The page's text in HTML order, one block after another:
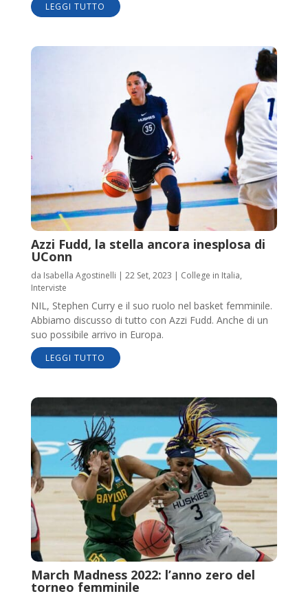
LEGGI TUTTO
Azzi Fudd, la stella ancora inesplosa di
UConn
da Isabella Agostinelli | 22 Set, 2023 | College in Italia,
Interviste
NIL, Stephen Curry e il suo ruolo nel basket femminile.
Abbiamo discusso di tutto con Azzi Fudd. Anche di un
suo possibile arrivo in Europa.
LEGGI TUTTO
March Madness 2022: l’anno zero del
torneo femminile